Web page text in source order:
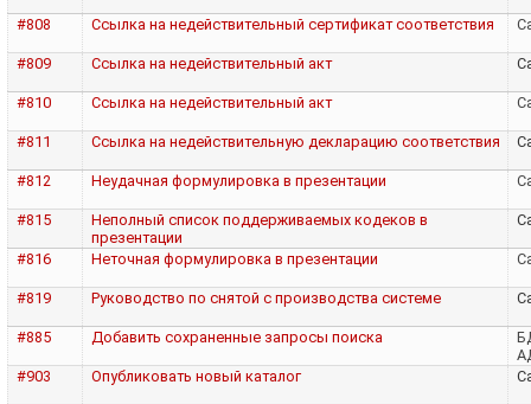
#808 Ссылка на недействительный сертификат соответствия
#809 Ссылка на недействительный акт
#810 Ссылка на недействительный акт
#811 Ссылка на недействительную декларацию соответствия
#812 Неудачная формулировка в презентации
#815
Неполный список поддерживаемых кодеков в
презентации
#816 Неточная формулировка в презентации
#819 Руководство по снятой с производства системе
#885 Добавить сохраненные запросы поиска
#903
Опубликовать новый каталог